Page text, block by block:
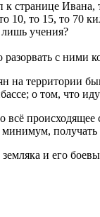
Ивана,
10, то 15, то 70
учения?
с ними
на
о том, что
получать
и его